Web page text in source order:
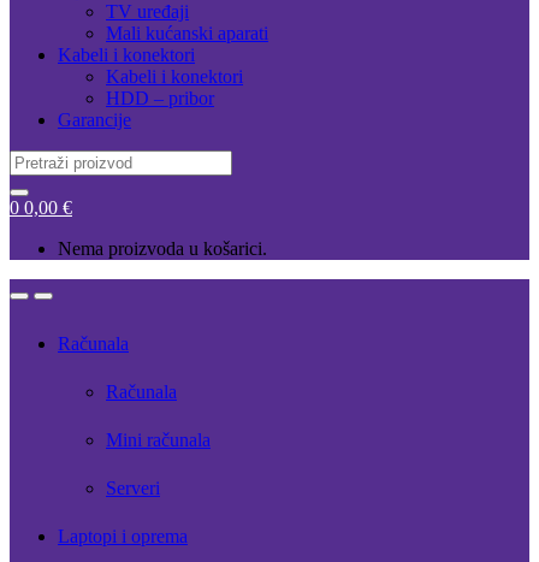
TV uređaji
Mali kućanski aparati
Kabeli i konektori
Kabeli i konektori
HDD – pribor
Garancije
Search
for:
0 0,00 €
Nema proizvoda u košarici.
OpenClose
Računala
Računala
Mini računala
Serveri
Laptopi i oprema